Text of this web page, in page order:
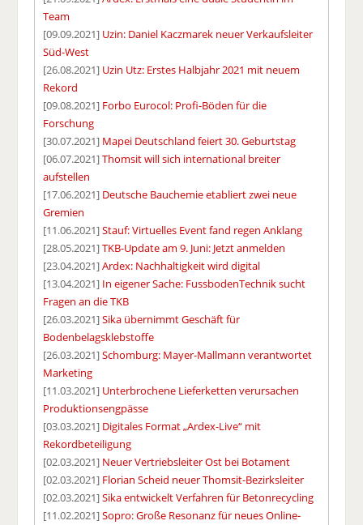
Team
[09.09.2021] Uzin: Daniel Kaczmarek neuer Verkaufsleiter
Süd-West
[26.08.2021] Uzin Utz: Erstes Halbjahr 2021 mit neuem
Rekord
[09.08.2021] Forbo Eurocol: Profi-Böden für die
Forschung
[30.07.2021] Mapei Deutschland feiert 30. Geburtstag
[06.07.2021]Thomsit will sich international breiter
aufstellen
[17.06.2021] Deutsche Bauchemie etabliert zwei neue
Gremien
[11.06.2021]Stauf: Virtuelles Event fand regen Anklang
[28.05.2021]TKB-Update am 9. Juni: Jetzt anmelden
[23.04.2021]Ardex: Nachhaltigkeit wird digital
[13.04.2021] In eigener Sache: FussbodenTechnik sucht
Fragen an die TKB
[26.03.2021]Sika übernimmt Geschäft für
Bodenbelagsklebstoffe
[26.03.2021]Schomburg: Mayer-Mallmann verantwortet
Marketing
[11.03.2021] Unterbrochene Lieferketten verursachen
Produktionsengpässe
[03.03.2021] Digitales Format „Ardex-Live“ mit
Rekordbeteiligung
[02.03.2021] Neuer Vertriebsleiter Ost bei Botament
[02.03.2021] Florian Scheid neuer Thomsit-Bezirksleiter
[02.03.2021]Sika entwickelt Verfahren für Betonrecycling
[11.02.2021]Sopro: Große Resonanz für neues Online-